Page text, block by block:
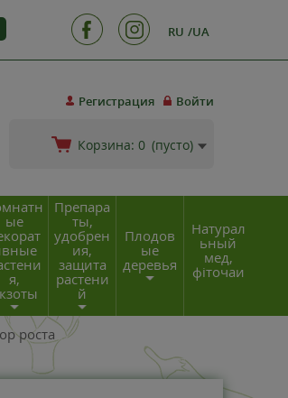
RU UA
Регистрация Войти
Корзина: 0 (пусто)
ые
я,
Препара
ты,
удобрен
ия,
защита
растени
й
Плодов
ые
деревья
Натурал
ьный
мед,
фіточаи
роста